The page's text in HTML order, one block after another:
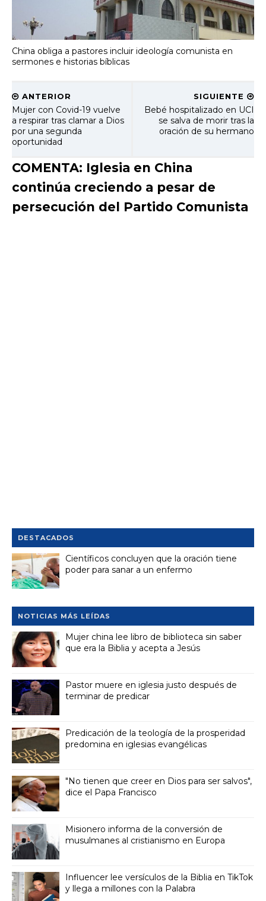
China obliga a pastores incluir ideología comunista en
sermones e historias bíblicas
SIGUIENTE
Bebé hospitalizado en UCI
se salva de morir tras la
oración de su hermano
ANTERIOR
Mujer con Covid-19 vuelve
a respirar tras clamar a Dios
por una segunda
oportunidad
COMENTA: Iglesia en China
continúa creciendo a pesar de
persecución del Partido Comunista
DESTACADOS
Científicos concluyen que la oración tiene
poder para sanar a un enfermo
NOTICIAS MÁS LEÍDAS
Mujer china lee libro de biblioteca sin saber
que era la Biblia y acepta a Jesús
Pastor muere en iglesia justo después de
terminar de predicar
Predicación de la teología de la prosperidad
predomina en iglesias evangélicas
"No tienen que creer en Dios para ser salvos",
dice el Papa Francisco
Misionero informa de la conversión de
musulmanes al cristianismo en Europa
Influencer lee versículos de la Biblia en TikTok
y llega a millones con la Palabra